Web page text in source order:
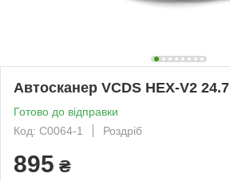
Автосканер VCDS HEX-V2 24.7
Готово до відправки
Код: C0064-1
Роздріб
895 ₴